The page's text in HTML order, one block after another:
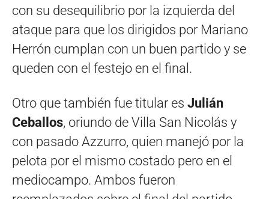
con su desequilibrio por la izquierda del
ataque para que los dirigidos por Mariano
Herrón cumplan con un buen partido y se
queden con el festejo en el final.
Otro que también fue titular es Julián
Ceballos, oriundo de Villa San Nicolás y
con pasado Azzurro, quien manejó por la
pelota por el mismo costado pero en el
mediocampo. Ambos fueron